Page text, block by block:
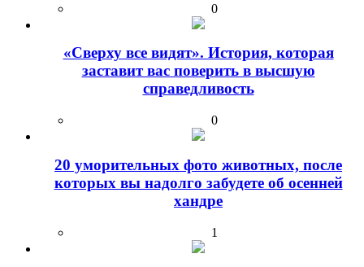
0
«Сверху все видят». История, которая
заставит вас поверить в высшую
справедливость
0
20 уморительных фото животных, после
которых вы надолго забудете об осенней
хандре
1